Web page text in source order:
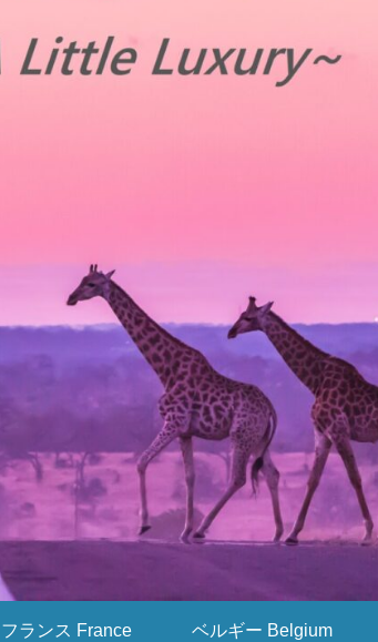
フランス France ベルギー Belgium